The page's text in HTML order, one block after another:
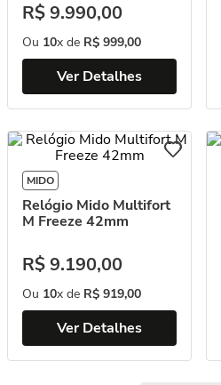
R$9.990,00
Ou 10x de R$ 999,00
Ver Detalhes
MIDO
Relógio Mido Multifort
M Freeze 42mm
R$9.190,00
Ou 10x de R$ 919,00
Ver Detalhes